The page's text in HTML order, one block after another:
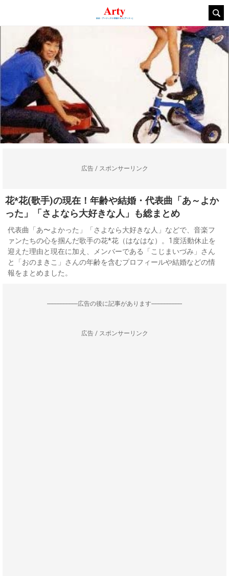
広告 / スポンサーリンク
花*花(歌手)の現在！年齢や結婚・代表曲「あ～よか
った」「さよなら大好きな人」も総まとめ
代表曲「あ〜よかった」「さよなら大好きな人」などで、音楽フ
ァンたちの心を掴んだ歌手の花*花（はなはな）。1度活動休止を
迎えた理由と現在に加え、メンバーである「こじまいづみ」さん
と「おのまきこ」さんの年齢を含むプロフィールや結婚などの情
報をまとめました。
--------------------広告の後に記事があります--------------------
広告 / スポンサーリンク